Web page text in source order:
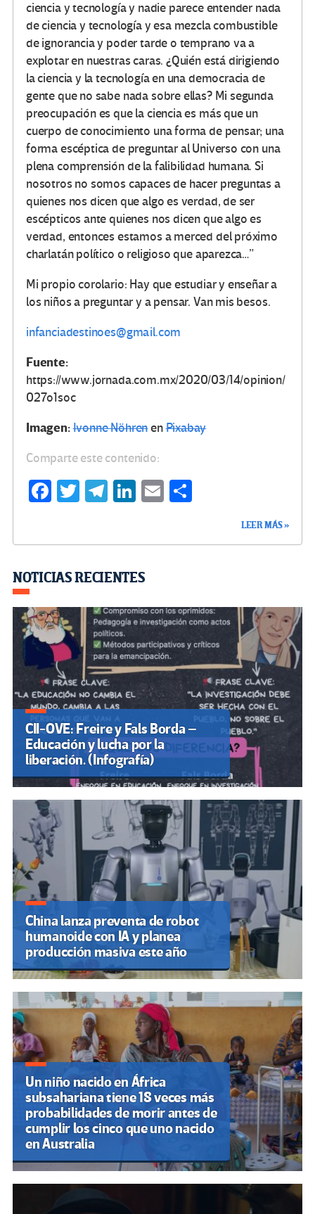
ciencia y tecnología y nadie parece entender nada
de ciencia y tecnología y esa mezcla combustible
de ignorancia y poder tarde o temprano va a
explotar en nuestras caras. ¿Quién está dirigiendo
la ciencia y la tecnología en una democracia de
gente que no sabe nada sobre ellas? Mi segunda
preocupación es que la ciencia es más que un
cuerpo de conocimiento una forma de pensar; una
forma escéptica de preguntar al Universo con una
plena comprensión de la falibilidad humana. Si
nosotros no somos capaces de hacer preguntas a
quienes nos dicen que algo es verdad, de ser
escépticos ante quienes nos dicen que algo es
verdad, entonces estamos a merced del próximo
charlatán político o religioso que aparezca…”
Mi propio corolario: Hay que estudiar y enseñar a
los niños a preguntar y a pensar. Van mis besos.
infanciadestinoes@gmail.com
Fuente:
https://www.jornada.com.mx/2020/03/14/opinion/
027o1soc
Imagen:Ivonne NöhrenenPixabay
Comparte este contenido:
Fa
o
k
T
Te
m
Li
n
E
tir
LEER MÁS »
NOTICIAS RECIENTES
CII-OVE: Freire y Fals Borda –
Educación y lucha por la
liberación. (Infografía)
China lanza preventa de robot
humanoide con IA y planea
producción masiva este año
Un niño nacido en África
subsahariana tiene 18 veces más
probabilidades de morir antes de
cumplir los cinco que uno nacido
en Australia